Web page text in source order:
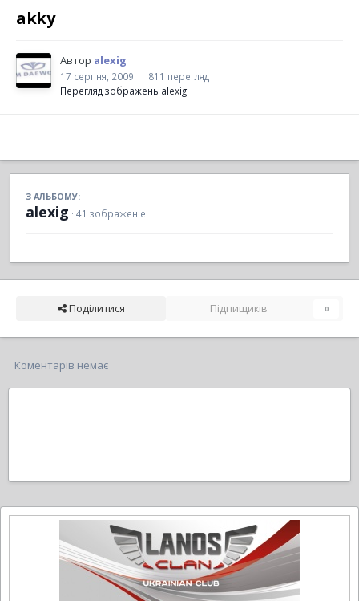
akky
Автор alexig
17 серпня, 2009
811 перегляд
Перегляд зображень alexig
З АЛЬБОМУ:
alexig · 41 зображеніе
Поділитися Підпищиків 0
Коментарів немає